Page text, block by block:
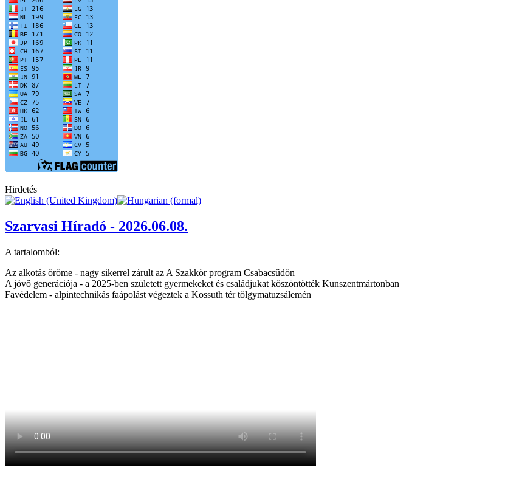
Hirdetés
Szarvasi Híradó - 2026.06.08.
A tartalomból:
Az alkotás öröme - nagy sikerrel zárult az A Szakkör program Csabacsűdön
A jövő generációja - a 2025-ben született gyermekeket és családjukat köszöntötték Kunszentmártonban
Favédelem - alpintechnikás faápolást végeztek a Kossuth tér tölgymatuzsálemén